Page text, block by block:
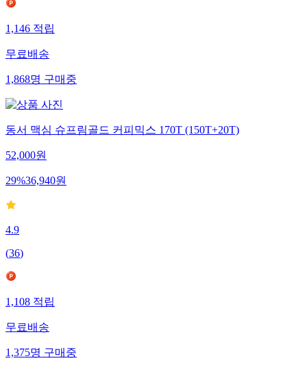
1,146 적립
무료배송
1,868명 구매중
동서 맥심 슈프림골드 커피믹스 170T (150T+20T)
52,000원
29%36,940원
4.9
(36)
1,108 적립
무료배송
1,375명 구매중